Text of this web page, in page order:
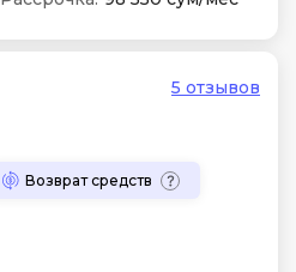
5 отзывов
Возврат средств